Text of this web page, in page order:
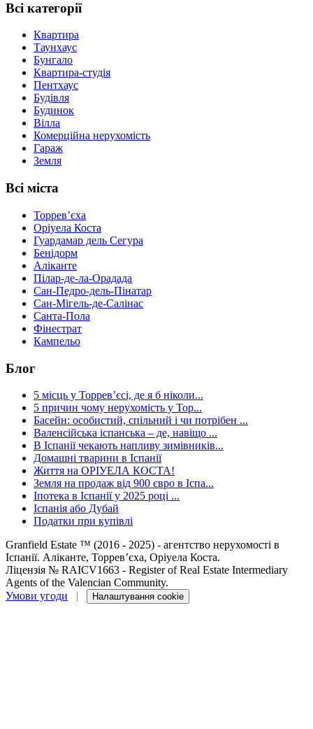
Всі категорії
Квартира
Таунхаус
Бунгало
Квартира-студія
Пентхаус
Будівля
Будинок
Вілла
Комерційна нерухомість
Гараж
Земля
Всі міста
Торревʼєха
Оріуела Коста
Гуардамар дель Сегура
Бенідорм
Аліканте
Пілар-де-ла-Орадада
Сан-Педро-дель-Пінатар
Сан-Мігель-де-Салінас
Санта-Пола
Фінестрат
Кампельо
Блог
5 місць у Торревʼєсі, де я б ніколи...
5 причин чому нерухомість у Тор...
Басейн: особистий, спільний і чи потрібен ...
Валенсійська іспанська – де, навіщо ...
В Іспанії чекають напливу зимівників...
Домашні тварини в Іспанії
Життя на ОРІУЕЛА КОСТА!
Земля на продаж від 900 євро в Іспа...
Іпотека в Іспанії у 2025 році ...
Іспанія або Дубай
Податки при купівлі
Granfield Estate ™ (2016 - 2025) - агентство нерухомості в
Іспанії. Аліканте, Торревʼєха, Оріуела Коста.
Ліцензія № RAICV1663 - Register of Real Estate Intermediary
Agents of the Valencian Community.
Умови угоди
| Налаштування cookie